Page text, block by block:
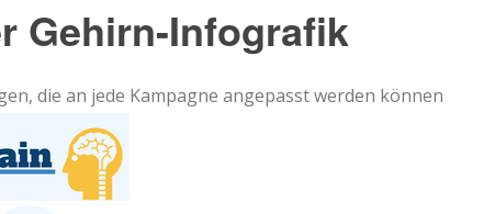
Gehirn-Infografik
die an jede Kampagne angepasst werden können